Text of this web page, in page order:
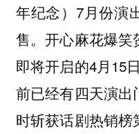
年纪念）7月份演
售。开心麻花爆
即将开启的4月15
前已经有四天演出
时斩获话剧热销榜